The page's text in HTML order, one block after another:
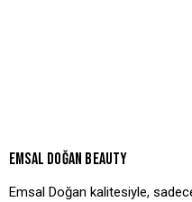
EMSAL DOĞAN BEAUTY
Emsal Doğan kalitesiyle,